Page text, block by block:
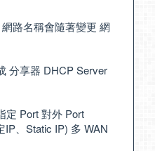
路名稱會隨著變更 網
分享器 DHCP Server
定 Port 對外 Port
IP、Static IP) 多 WAN